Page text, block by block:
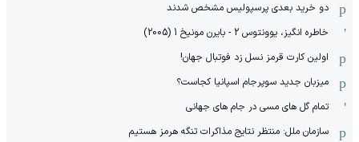
دو خرید بعدی پرسپولیس مشخص شدند
خاطره انگیز، یوونتوس 2 - بایرن مونیخ 1 (2005)
اولین کارت قرمز نسل زد فوتبال جهان!
میزبان جدید سوپرجام اسپانیا کجاست؟
تمام گل های مسی در جام های جهانی
سازمان ملل: منتظر نتایج مذاکرات تنگه هرمز هستیم